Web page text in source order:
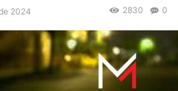
2024 0
2830